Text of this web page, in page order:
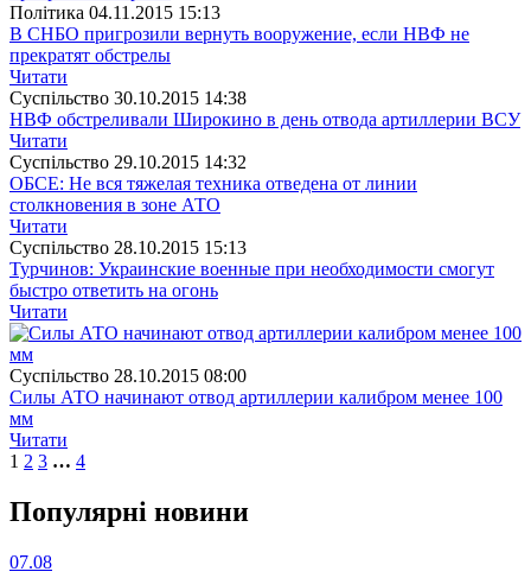
Полiтика 04.11.2015 15:13
В СНБО пригрозили вернуть вооружение, если НВФ не
прекратят обстрелы
Читати
Суспiльство 30.10.2015 14:38
НВФ обстреливали Широкино в день отвода артиллерии ВСУ
Читати
Суспiльство 29.10.2015 14:32
ОБСЕ: Не вся тяжелая техника отведена от линии
столкновения в зоне АТО
Читати
Суспiльство 28.10.2015 15:13
Турчинов: Украинские военные при необходимости смогут
быстро ответить на огонь
Читати
Суспiльство 28.10.2015 08:00
Силы АТО начинают отвод артиллерии калибром менее 100
мм
Читати
1 2 3 … 4
Популярнi новини
07.08